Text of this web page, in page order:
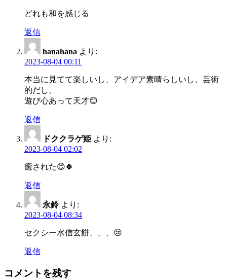
どれも和を感じる
返信
hanahana より:
2023-08-04 00:11
本当に見てて楽しいし、アイデア素晴らしいし、芸術
的だし、
遊び心あって天才😊
返信
ドククラゲ姫 より:
2023-08-04 02:02
癒された😊🍀
返信
永鈴 より:
2023-08-04 08:34
セクシー水信玄餅、、、😢
返信
コメントを残す